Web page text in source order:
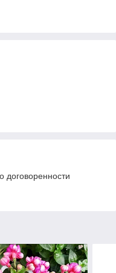
договоренности